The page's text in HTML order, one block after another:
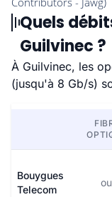
Quels
Guilvinec ?
À Guilvinec, les
(jusqu'à 8 Gb/s)
Bouygues
Telecom